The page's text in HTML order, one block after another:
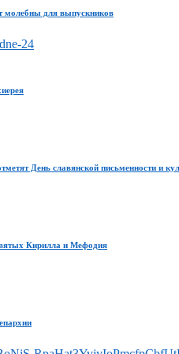
молебны для выпускников
День славянской письменности и
Кирилла и Мефодия